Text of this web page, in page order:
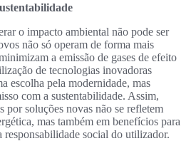
o impacto ambiental não pode ser
não só operam de forma mais
a emissão de gases de efeito
de tecnologias inovadoras
escolha pela modernidade, mas
com a sustentabilidade. Assim,
por soluções novas não se refletem
mas também em benefícios para
responsabilidade social do utilizador.